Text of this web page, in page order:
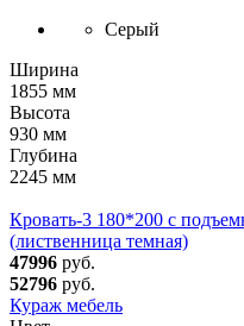
Серый
Ширина
1855 мм
Высота
930 мм
Глубина
2245 мм
Кровать-3 180*200 с
(лиственница темная)
47996 руб.
52796 руб.
Кураж мебель